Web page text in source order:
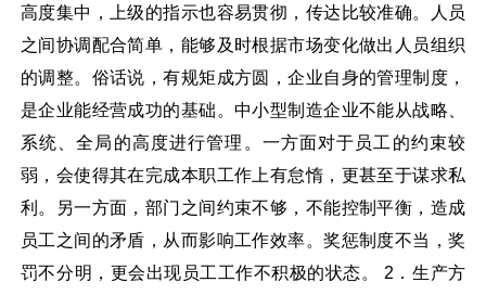
高度集中，上级的指示也容易贯彻，传达比较准确。人员
之间协调配合简单，能够及时根据市场变化做出人员组织
的调整。俗话说，有规矩成方圆，企业自身的管理制度，
是企业能经营成功的基础。中小型制造企业不能从战略、
系统、全局的高度进行管理。一方面对于员工的约束较
弱，会使得其在完成本职工作上有怠惰，更甚至于谋求私
利。另一方面，部门之间约束不够，不能控制平衡，造成
员工之间的矛盾，从而影响工作效率。奖惩制度不当，奖
罚不分明，更会出现员工工作不积极的状态。 2．生产方